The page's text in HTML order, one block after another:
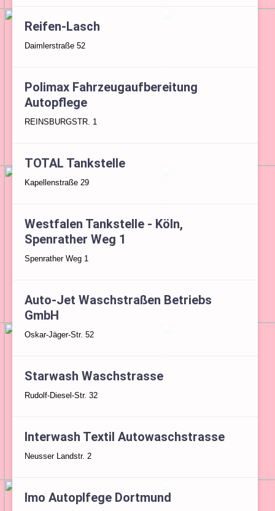
Reifen-Lasch
Daimlerstraße 52
Polimax Fahrzeugaufbereitung
Autopflege
REINSBURGSTR. 1
TOTAL Tankstelle
Kapellenstraße 29
Westfalen Tankstelle - Köln,
Spenrather Weg 1
Spenrather Weg 1
Auto-Jet Waschstraßen Betriebs
GmbH
Oskar-Jäger-Str. 52
Starwash Waschstrasse
Rudolf-Diesel-Str. 32
Interwash Textil Autowaschstrasse
Neusser Landstr. 2
Imo Autoplfege Dortmund